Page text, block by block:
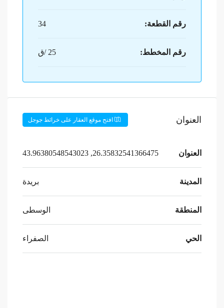
رقم القطعة: 34
رقم المخطط: 25 /ق
العنوان افتح موقع العقار على خرائط جوجل
العنوان 26.35832541366475, 43.96380548543023
المدينة بريدة
المنطقة الوسطى
الحي الصفراء